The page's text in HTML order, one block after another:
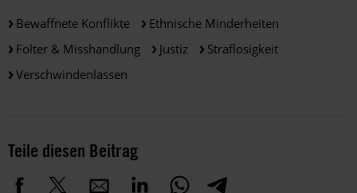
Bewaffnete Konflikte
Ethnische Minderheiten
Folter & Misshandlung
Justiz
Straflosigkeit
Verschwindenlassen
Teile diesen Beitrag